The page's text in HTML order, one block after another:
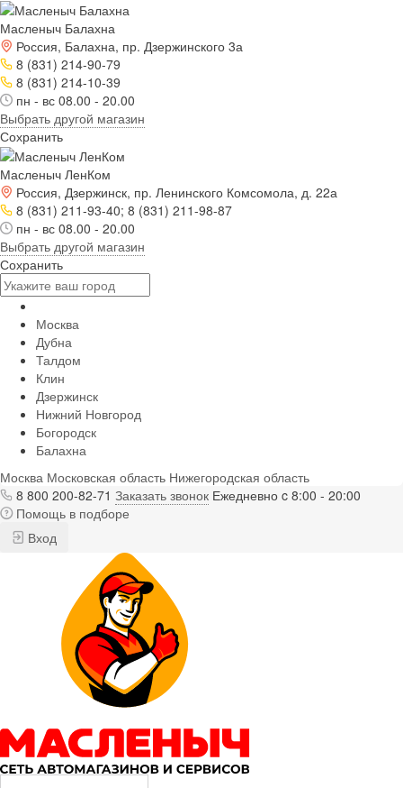
Масленыч Балахна
Россия, Балахна, пр. Дзержинского 3а
8 (831) 214-90-79
8 (831) 214-10-39
пн - вс 08.00 - 20.00
Выбрать другой магазин
Сохранить
Масленыч ЛенКом
Россия, Дзержинск, пр. Ленинского Комсомола, д. 22а
8 (831) 211-93-40; 8 (831) 211-98-87
пн - вс 08.00 - 20.00
Выбрать другой магазин
Сохранить
Москва
Дубна
Талдом
Клин
Дзержинск
Нижний Новгород
Богородск
Балахна
Москва Московская область Нижегородская область
8 800 200-82-71 Заказать звонок Ежедневно c 8:00 - 20:00
Помощь в подборе
Вход